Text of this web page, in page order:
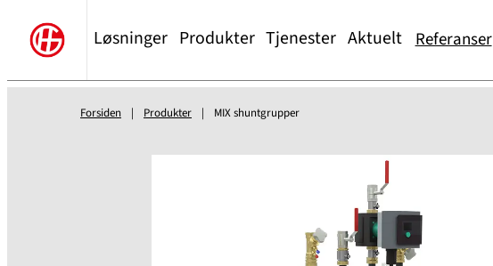
Løsninger Produkter Tjenester Aktuelt Referanser
Forsiden | Produkter | MIX shuntgrupper